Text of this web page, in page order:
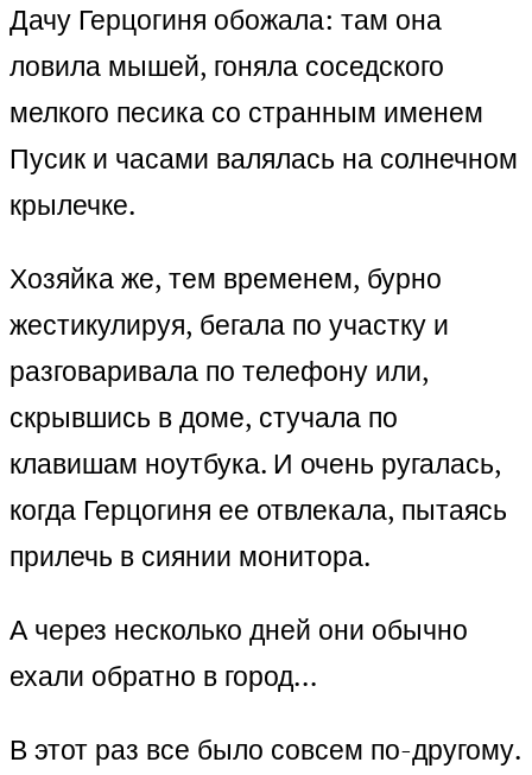
Дачу Герцогиня обожала: там она
ловила мышей, гоняла соседского
мелкого песика со странным именем
Пусик и часами валялась на солнечном
крылечке.
Хозяйка же, тем временем, бурно
жестикулируя, бегала по участку и
разговаривала по телефону или,
скрывшись в доме, стучала по
клавишам ноутбука. И очень ругалась,
когда Герцогиня ее отвлекала, пытаясь
прилечь в сиянии монитора.
А через несколько дней они обычно
ехали обратно в город…
В этот раз все было совсем по-другому.